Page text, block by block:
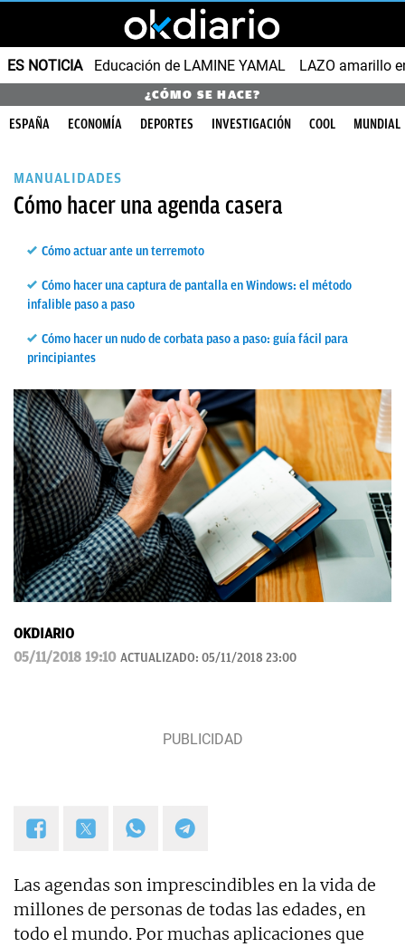
ES NOTICIA Educación de LAMINE YAMAL LAZO amarillo
¿CÓMO SE HACE?
ESPAÑA ECONOMÍA DEPORTES INVESTIGACIÓN COOL MUNDIAL
MANUALIDADES
Cómo hacer una agenda casera
Cómo actuar ante un terremoto
Cómo hacer una captura de pantalla en Windows: el método
infalible paso a paso
Cómo hacer un nudo de corbata paso a paso: guía fácil para
principiantes
OKDIARIO
05/11/2018 19:10 ACTUALIZADO: 05/11/2018 23:00
Las agendas son imprescindibles en la vida de
millones de personas de todas las edades, en
todo el mundo. Por muchas aplicaciones que